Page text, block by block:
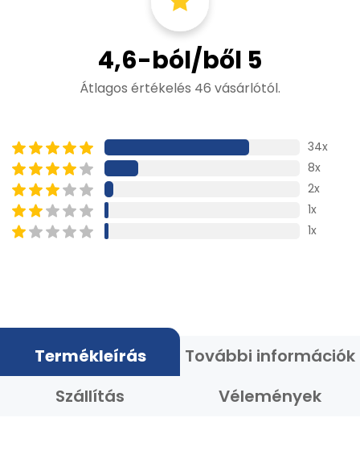
4,6-ból/ből 5
Átlagos értékelés 46 vásárlótól.
34x
8x
2x
1x
1x
Termékleírás
További információk
Szállítás
Vélemények